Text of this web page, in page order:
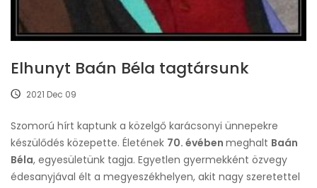
Elhunyt Baán Béla tagtársunk
2021 Dec 09
Szomorú hírt kaptunk a közelgő karácsonyi ünnepekre
készülődés közepette. Életének 70. évében meghalt Baán
Béla, egyesületünk tagja. Egyetlen gyermekként özvegy
édesanyjával élt a megyeszékhelyen, akit nagy szeretettel